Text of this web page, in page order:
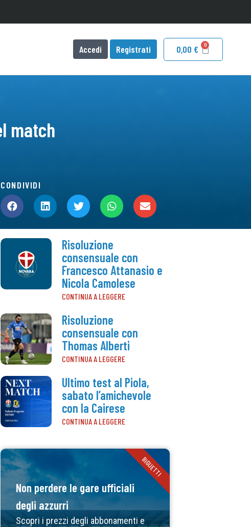
Accedi Registrati 0,00€
match
CONDIVIDI
Risoluzione
consensuale con
Francesco Attanasio e
Nicola Camolese
CONTINUA A LEGGERE
Risoluzione
consensuale con
Thomas Alberti
CONTINUA A LEGGERE
Ultimo test al Piola,
sabato l’amichevole
con la Cairese
CONTINUA A LEGGERE
Non perdere le gare ufficiali
degli azzurri
Scopri i prezzi degli abbonamenti e
BIGLIETTI